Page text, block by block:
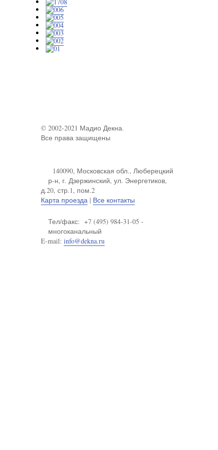
© 2002-2021 Мадио Декна.
Все права защищены
140090, Московская обл., Люберецкий
р-н, г. Дзержинский, ул. Энергетиков,
д.20, стр.1, пом.2
Карта проезда | Все контакты
Тел/факс: +7 (495) 984-31-05 -
многоканальный
E-mail: info@dekna.ru